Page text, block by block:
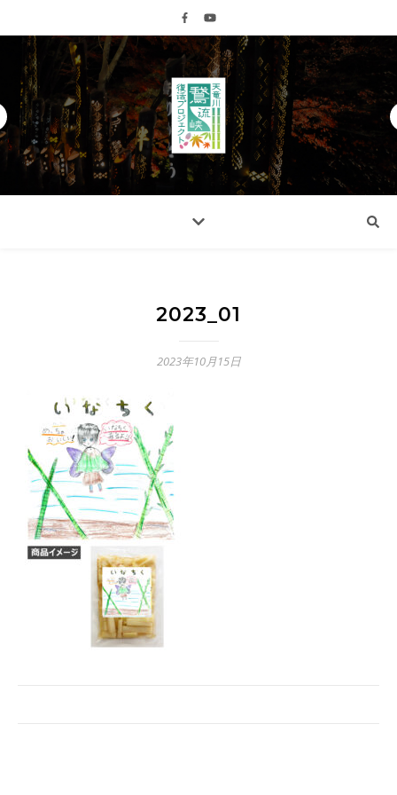
2023_01
2023年10月15日